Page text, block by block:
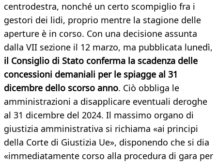
centrodestra, nonché un certo scompiglio fra i
gestori dei lidi, proprio mentre la stagione delle
aperture è in corso. Con una decisione assunta
dalla VII sezione il 12 marzo, ma pubblicata lunedì,
il Consiglio di Stato conferma la scadenza delle
concessioni demaniali per le spiagge al 31
dicembre dello scorso anno. Ciò obbliga le
amministrazioni a disapplicare eventuali deroghe
al 31 dicembre del 2024. Il massimo organo di
giustizia amministrativa si richiama «ai principi
della Corte di Giustizia Ue», disponendo che si dia
«immediatamente corso alla procedura di gara per